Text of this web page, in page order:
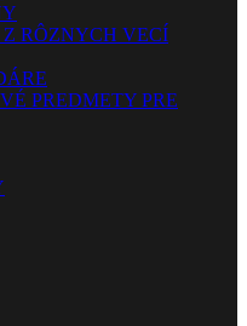
RÔZNYCH VECÍ
PREDMETY PRE